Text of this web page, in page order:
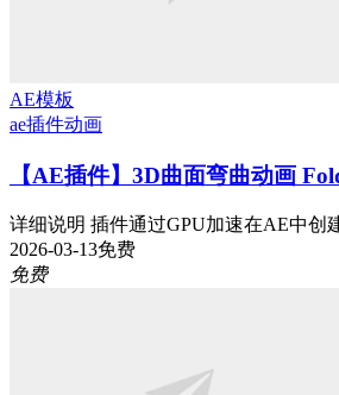
AE模板
ae插件动画
【AE插件】3D曲面弯曲动画
详细说明 插件通过GPU加速在AE中创
2026-03-13免费
免费